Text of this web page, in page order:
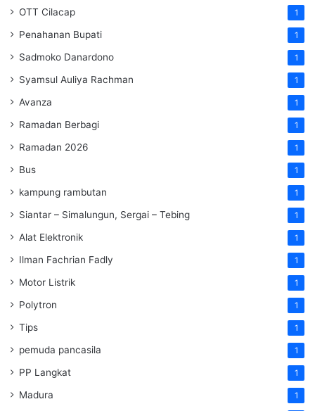
OTT Cilacap 1
Penahanan Bupati 1
Sadmoko Danardono 1
Syamsul Auliya Rachman 1
Avanza 1
Ramadan Berbagi 1
Ramadan 2026 1
Bus 1
kampung rambutan 1
Siantar – Simalungun, Sergai – Tebing 1
Alat Elektronik 1
Ilman Fachrian Fadly 1
Motor Listrik 1
Polytron 1
Tips 1
pemuda pancasila 1
PP Langkat 1
Madura 1